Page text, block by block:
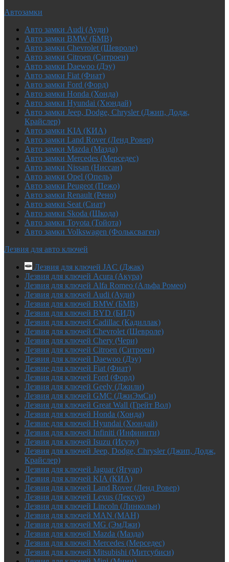
Автозамки
Авто замки Audi (Ауди)
Авто замки BMW (БМВ)
Авто замки Chevrolet (Шевроле)
Авто замки Citroen (Ситроен)
Авто замки Daewoo (Дэу)
Авто замки Fiat (Фиат)
Авто замки Ford (Форд)
Авто замки Honda (Хонда)
Авто замки Hyundai (Хюндай)
Авто замки Jeep, Dodge, Chrysler (Джип, Додж,
Крайслер)
Авто замки KIA (КИА)
Авто замки Land Rover (Ленд Ровер)
Авто замки Mazda (Мазда)
Авто замки Mercedes (Мерседес)
Авто замки Nissan (Ниссан)
Авто замки Opel (Опель)
Авто замки Peugeot (Пежо)
Авто замки Renault (Рено)
Авто замки Seat (Сиат)
Авто замки Skoda (Шкода)
Авто замки Toyota (Тойота)
Авто замки Volkswagen (Фольксваген)
Лезвия для авто ключей
Лезвия для ключей JAC (Джак)
Лезвия для ключей Acura (Акура)
Лезвия для ключей Alfa Romeo (Альфа Ромео)
Лезвия для ключей Audi (Ауди)
Лезвия для ключей BMW (БМВ)
Лезвия для ключей BYD (БИД)
Лезвия для ключей Cadillac (Кадиллак)
Лезвия для ключей Chevrolet (Шевроле)
Лезвия для ключей Chery (Чери)
Лезвия для ключей Citroen (Ситроен)
Лезвия для ключей Daewoo (Дэу)
Лезвие для ключей Fiat (Фиат)
Лезвия для ключей Ford (Форд)
Лезвия для ключей Geely (Джили)
Лезвия для ключей GMC (ДжиЭмСи)
Лезвия для ключей Great Wall (Грейт Вол)
Лезвия для ключей Honda (Хонда)
Лезвие для ключей Hyundai (Хюндай)
Лезвия для ключей Infiniti (Инфинити)
Лезвия для ключей Isuzu (Исузу)
Лезвия для ключей Jeep, Dodge, Chrysler (Джип, Додж,
Крайслер)
Лезвия для ключей Jaguar (Ягуар)
Лезвия для ключей KIA (КИА)
Лезвия для ключей Land Rover (Ленд Ровер)
Лезвия для ключей Lexus (Лексус)
Лезвия для ключей Lincoln (Линкольн)
Лезвия для ключей MAN (МАН)
Лезвия для ключей MG (ЭмДжи)
Лезвия для ключей Mazda (Мазда)
Лезвия для ключей Mercedes (Мерседес)
Лезвия для ключей Mitsubishi (Митсубиси)